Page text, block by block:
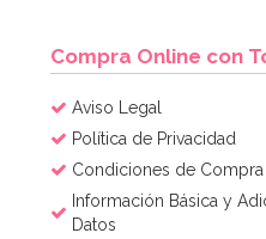
Compra Online con
Aviso Legal
Política de Privacidad
Condiciones de Compra
Información Básica y
Datos